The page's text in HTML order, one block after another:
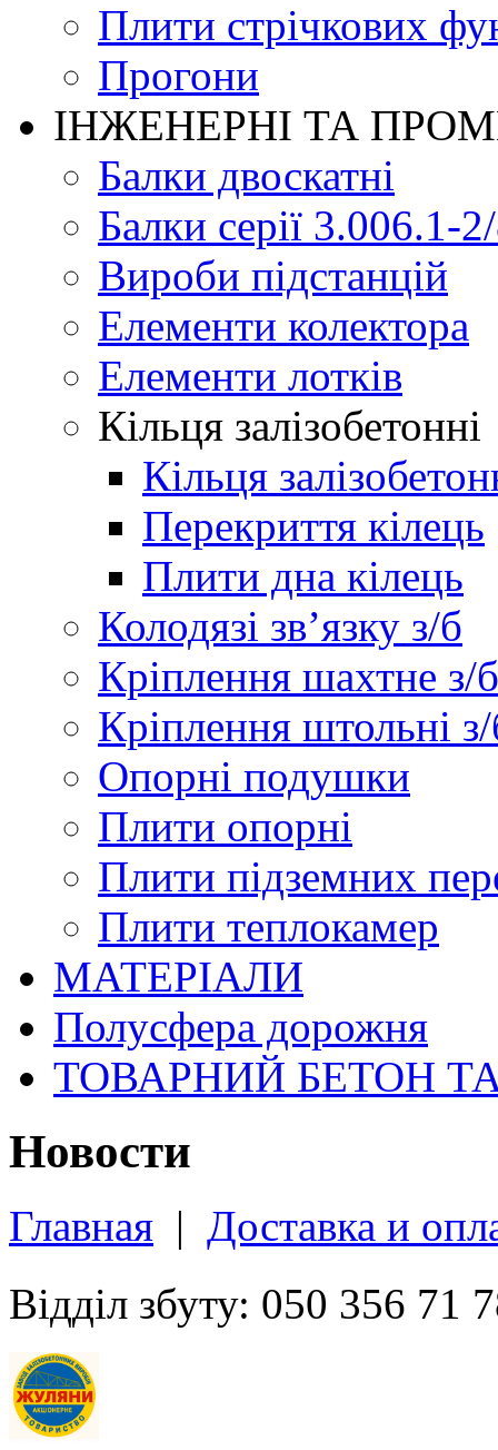
Плити стрічкових
Прогони
ІНЖЕНЕРНІ ТА
Балки двоскатні
Балки серії 3.006.1-
Вироби підстанцій
Елементи колектора
Елементи лотків
Кільця залізобетонні
Кільця
Перекриття кілець
Плити дна кілець
Колодязі зв’язку з/б
Кріплення шахтне з/б
Кріплення штольні
Опорні подушки
Плити опорні
Плити підземних
Плити теплокамер
МАТЕРІАЛИ
Полусфера дорожня
ТОВАРНИЙ БЕТОН
Новости
Главная | Доставка и
Відділ збуту: 050 356 71